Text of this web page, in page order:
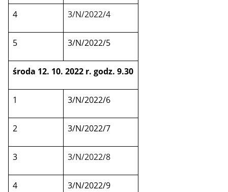
4 3/N/2022/4
5 3/N/2022/5
środa 12. 10. 2022 r. godz. 9.30
1 3/N/2022/6
2 3/N/2022/7
3 3/N/2022/8
4 3/N/2022/9